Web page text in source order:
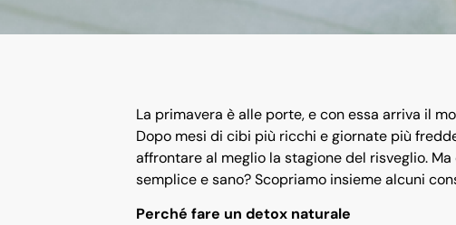
La primavera è alle porte, e con essa arriva il
Dopo mesi di cibi più ricchi e giornate più
affrontare al meglio la stagione del risveglio.
semplice e sano? Scopriamo insieme alcuni
Perché fare un detox naturale